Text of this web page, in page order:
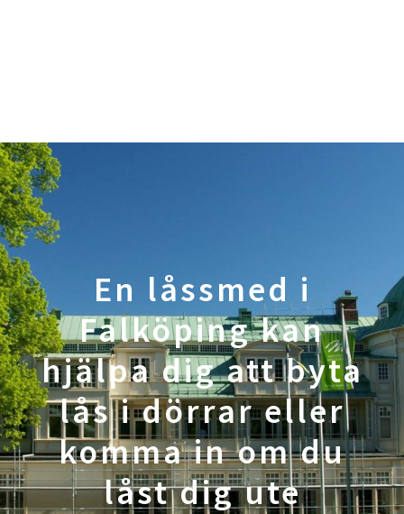
En låssmed i
Falköping kan
hjälpa dig att byta
lås i dörrar eller
komma in om du
låst dig ute